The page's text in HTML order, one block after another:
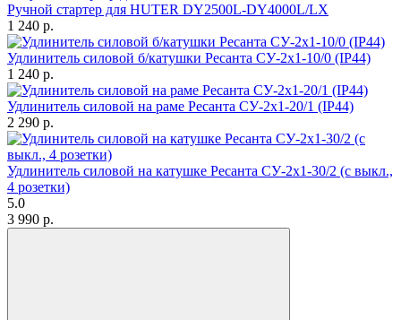
Ручной стартер для HUTER DY2500L-DY4000L/LX
1 240 p.
Удлинитель силовой б/катушки Ресанта СУ-2х1-10/0 (IP44)
1 240 p.
Удлинитель силовой на раме Ресанта СУ-2х1-20/1 (IP44)
2 290 p.
Удлинитель силовой на катушке Ресанта СУ-2х1-30/2 (с выкл.,
4 розетки)
5.0
3 990 p.